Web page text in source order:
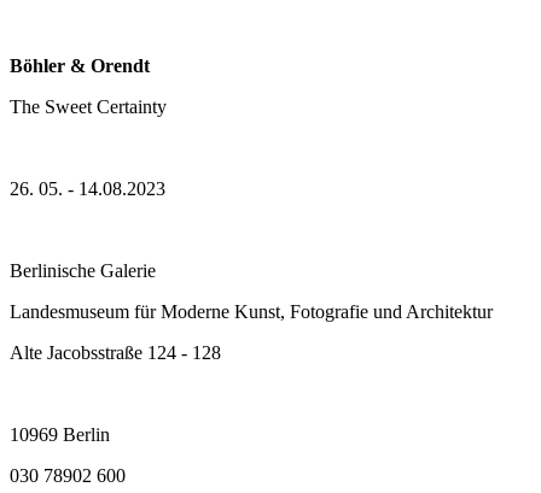
Böhler & Orendt
The Sweet Certainty
26. 05. - 14.08.2023
Berlinische Galerie
Landesmuseum für Moderne Kunst, Fotografie und Architektur
Alte Jacobsstraße 124 - 128
10969 Berlin
030 78902 600